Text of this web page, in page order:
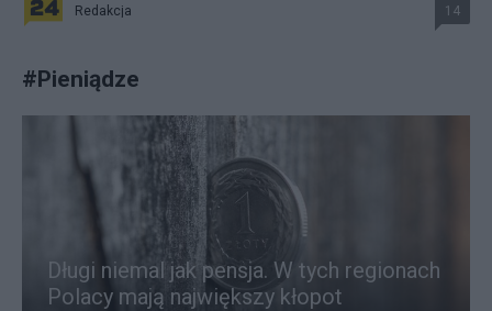
Redakcja 14
#Pieniądze
Długi niemal jak pensja. W tych regionach
Polacy mają największy kłopot